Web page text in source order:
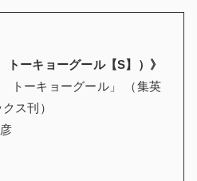
ーキョーグール【S】）》
トーキョーグール」 （集英
ス刊）